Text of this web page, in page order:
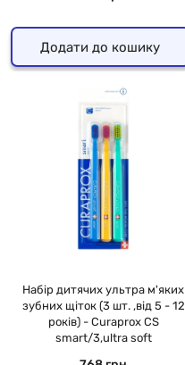
Додати до кошику
Набір дитячих ультра м'яких
зубних щіток (3 шт. ,від 5 - 12
років) - Curaprox CS
smart/3,ultra soft